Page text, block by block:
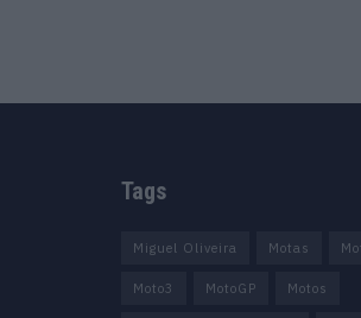
Tags
Miguel Oliveira Motas
Moto3 MotoGP Motos